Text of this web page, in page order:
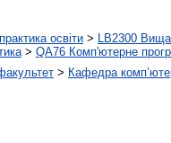
освіти > LB2300 Вища
> QA76 Комп'ютерне
> Кафедра